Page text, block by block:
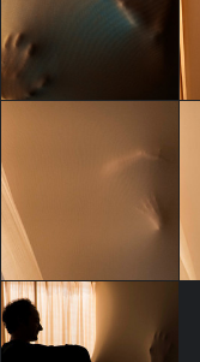
Different Bodies
Different Bodies
Riccardo Bertani